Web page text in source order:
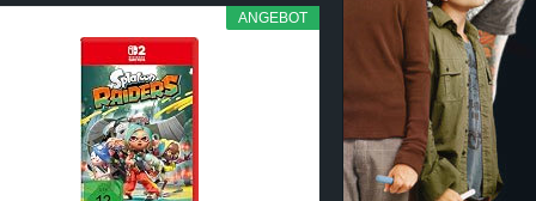
ANGEBOT